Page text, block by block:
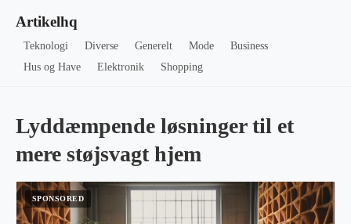
Artikelhq
Teknologi Diverse Generelt Mode
Business
Hus og Have
Elektronik Shopping
Lyddæmpende løsninger til et
mere støjsvagt hjem